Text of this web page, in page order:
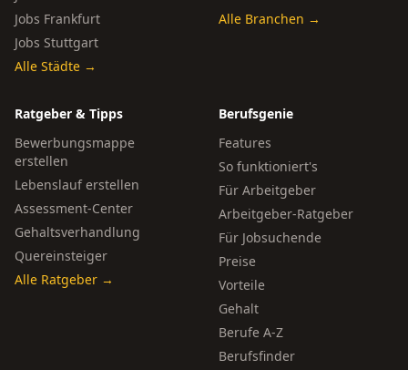
Jobs Frankfurt
Jobs Stuttgart
Alle Städte →
Alle Branchen →
Ratgeber & Tipps
Bewerbungsmappe
erstellen
Lebenslauf erstellen
Assessment-Center
Gehaltsverhandlung
Quereinsteiger
Alle Ratgeber →
Berufsgenie
Features
So funktioniert's
Für Arbeitgeber
Arbeitgeber-Ratgeber
Für Jobsuchende
Preise
Vorteile
Gehalt
Berufe A-Z
Berufsfinder